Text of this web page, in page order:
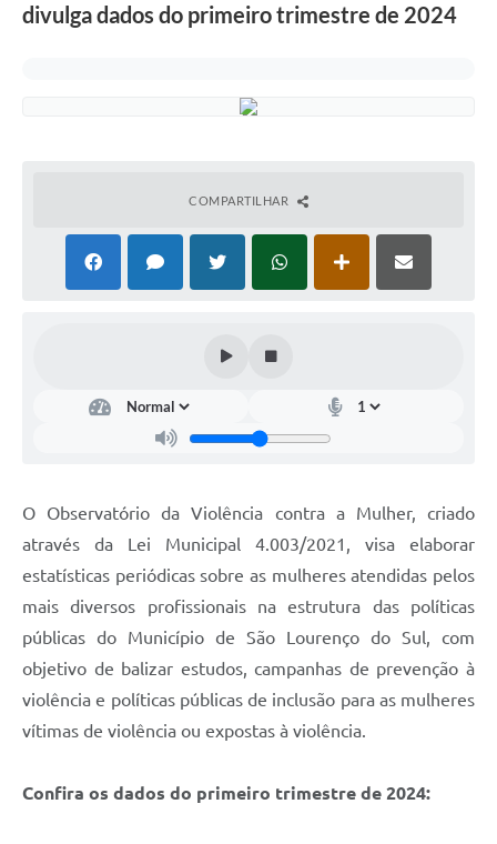
divulga dados do primeiro trimestre de 2024
COMPARTILHAR
O Observatório da Violência contra a Mulher, criado
através da Lei Municipal 4.003/2021, visa elaborar
estatísticas periódicas sobre as mulheres atendidas pelos
mais diversos profissionais na estrutura das políticas
públicas do Município de São Lourenço do Sul, com
objetivo de balizar estudos, campanhas de prevenção à
violência e políticas públicas de inclusão para as mulheres
vítimas de violência ou expostas à violência.
Confira os dados do primeiro trimestre de 2024: